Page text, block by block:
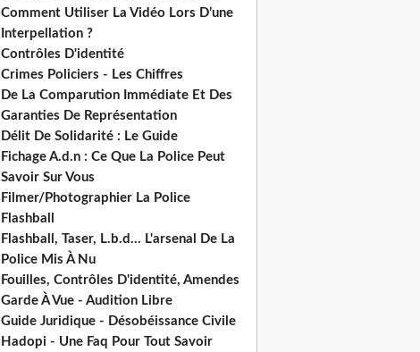
Comment Utiliser La Vidéo Lors D’une
Interpellation ?
Contrôles D'identité
Crimes Policiers - Les Chiffres
De La Comparution Immédiate Et Des
Garanties De Représentation
Délit De Solidarité : Le Guide
Fichage A.d.n : Ce Que La Police Peut
Savoir Sur Vous
Filmer/Photographier La Police
Flashball
Flashball, Taser, L.b.d... L'arsenal De La
Police Mis À Nu
Fouilles, Contrôles D'identité, Amendes
Garde À Vue - Audition Libre
Guide Juridique - Désobéissance Civile
Hadopi - Une Faq Pour Tout Savoir